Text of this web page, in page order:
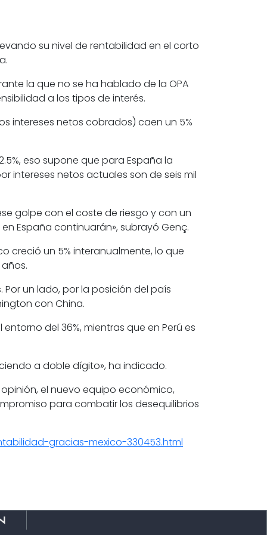
su nivel de rentabilidad en el corto
la que no se ha hablado de la OPA
a los tipos de interés.
intereses netos cobrados) caen un 5%
eso supone que para España la
intereses netos actuales son de seis mil
golpe con el coste de riesgo y con un
España continuarán», subrayó Genç.
creció un 5% interanualmente, lo que
un lado, por la posición del país
con China.
del 36%, mientras que en Perú es
a doble dígito», ha indicado.
el nuevo equipo económico,
para combatir los desequilibrios
gracias-mexico-330453.html